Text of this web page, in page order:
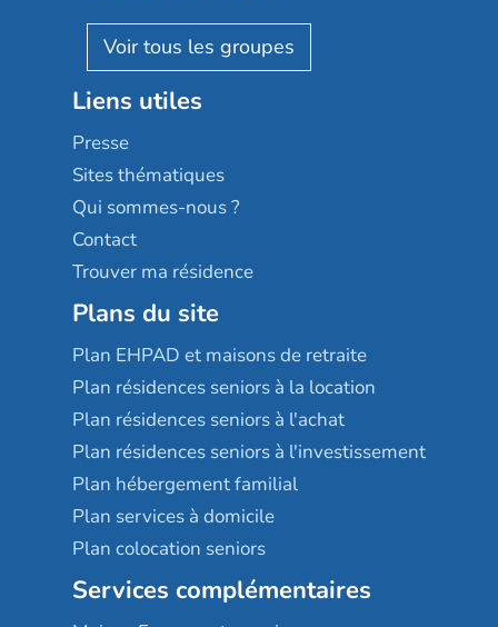
Reseda
Stella management
Les villages d'or
Sérénys
Résidences services Villa Médicis
Résidalya
Groupe aplus
AGE D'OR Services
Liens utiles
Presse
Sites thématiques
Qui sommes-nous ?
Contact
Trouver ma résidence
Plans du site
Plan EHPAD et maisons de retraite
Plan résidences seniors à la location
Plan résidences seniors à l'achat
Plan résidences seniors à l'investissement
Plan hébergement familial
Plan services à domicile
Plan colocation seniors
Services complémentaires